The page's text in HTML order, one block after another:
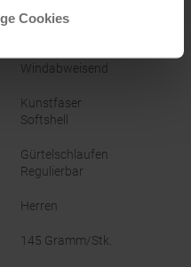
Cookies
Windabweisend
Kunstfaser
Softshell
Gürtelschlaufen
Regulierbar
Herren
145 Gramm/Stk.